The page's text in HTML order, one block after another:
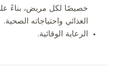
خصيصًا لكل مريض، بناءً
الغذائي واحتياجاته الصحية.
الرعاية الوقائية.